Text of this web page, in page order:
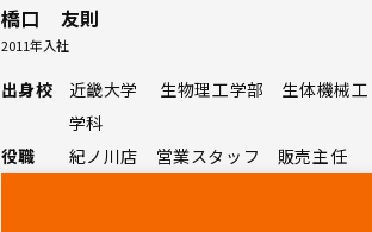
橋口 友則
2011年入社
出身校
近畿大学 生物理工学部 生体機械工
学科
役職
紀ノ川店 営業スタッフ 販売主任